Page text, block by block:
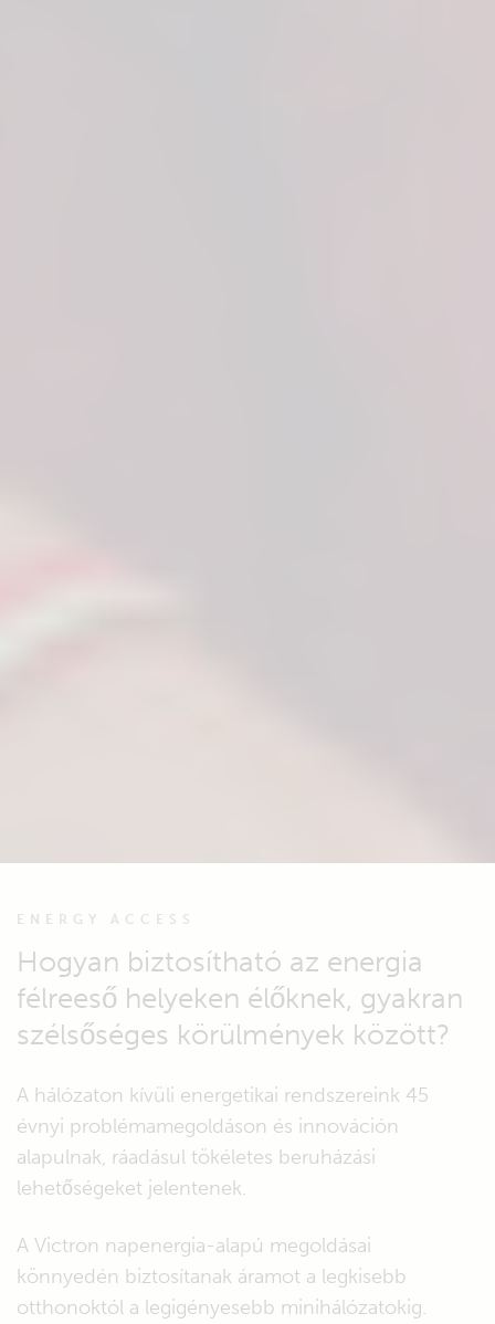
ENERGY ACCESS
Hogyan biztosítható az energia
félreeső helyeken élőknek, gyakran
szélsőséges körülmények között?
A hálózaton kívüli energetikai rendszereink 45
évnyi problémamegoldáson és innováción
alapulnak, ráadásul tökéletes beruházási
lehetőségeket jelentenek.
A Victron napenergia-alapú megoldásai
könnyedén biztosítanak áramot a legkisebb
otthonoktól a legigényesebb minihálózatokig.